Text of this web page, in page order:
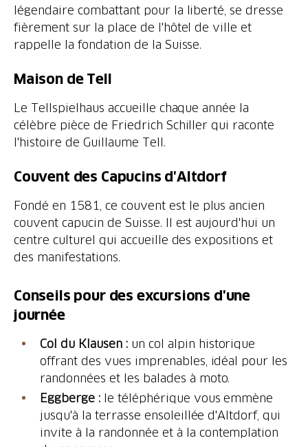
légendaire combattant pour la liberté, se dresse
fièrement sur la place de l'hôtel de ville et
rappelle la fondation de la Suisse.
Maison de Tell
Le Tellspielhaus accueille chaque année la
célèbre pièce de Friedrich Schiller qui raconte
l'histoire de Guillaume Tell.
Couvent des Capucins d'Altdorf
Fondé en 1581, ce couvent est le plus ancien
couvent capucin de Suisse. Il est aujourd'hui un
centre culturel qui accueille des expositions et
des manifestations.
Conseils pour des excursions d'une
journée
Col du Klausen :un col alpin historique
offrant des vues imprenables, idéal pour les
randonnées et les balades à moto.
Eggberge :le téléphérique vous emmène
jusqu'à la terrasse ensoleillée d'Altdorf, qui
invite à la randonnée et à la contemplation